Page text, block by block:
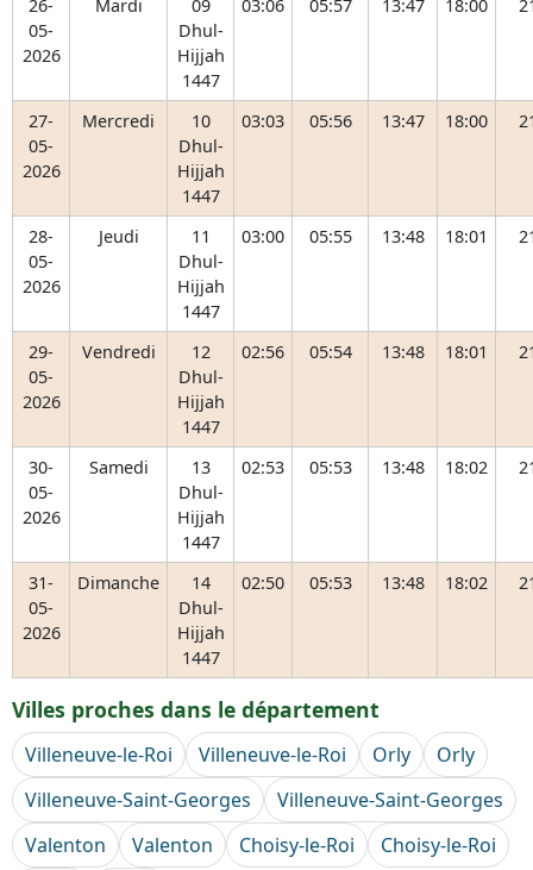
26-
05-
2026
Mardi
09
Dhul-
Hijjah
1447
03:06 05:57 13:47 18:00
27-
05-
2026
Mercredi
10
Dhul-
Hijjah
1447
03:03 05:56 13:47 18:00
28-
05-
2026
Jeudi
11
Dhul-
Hijjah
1447
03:00 05:55 13:48 18:01
29-
05-
2026
Vendredi
12
Dhul-
Hijjah
1447
02:56 05:54 13:48 18:01
30-
05-
2026
Samedi
13
Dhul-
Hijjah
1447
02:53 05:53 13:48 18:02
31-
05-
2026
Dimanche
14
Dhul-
Hijjah
1447
02:50 05:53 13:48 18:02
Villes proches dans le département
Villeneuve-le-Roi Villeneuve-le-Roi Orly
Orly
Villeneuve-Saint-Georges
Villeneuve-Saint-Georges
Valenton
Valenton Choisy-le-Roi
Choisy-le-Roi